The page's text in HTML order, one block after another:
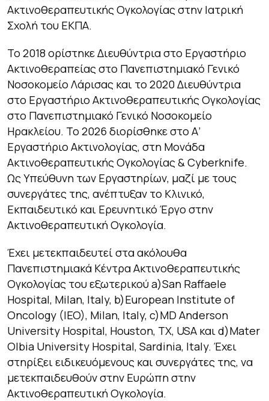
Ακτινοθεραπευτικής Ογκολογίας στην Ιατρική
Σχολή του ΕΚΠΑ.
Το 2018 ορίστηκε Διευθύντρια στο Εργαστήριο
Ακτινοθεραπείας στο Πανεπιστημιακό Γενικό
Νοσοκομείο Λάρισας και το 2020 Διευθύντρια
στο Εργαστήριο Ακτινοθεραπευτικής Ογκολογίας
στο Πανεπιστημιακό Γενικό Νοσοκομείο
Ηρακλείου. Το 2026 διορίσθηκε στο Α’
Εργαστήριο Ακτινολογίας, στη Μονάδα
Ακτινοθεραπευτικής Ογκολογίας & Cyberknife.
Ως Υπεύθυνη των Εργαστηρίων, μαζί με τους
συνεργάτες της, ανέπτυξαν το Κλινικό,
Εκπαιδευτικό και Ερευνητικό Έργο στην
Ακτινοθεραπευτική Ογκολογία.
Έχει μετεκπαιδευτεί στα ακόλουθα
Πανεπιστημιακά Κέντρα Ακτινοθεραπευτικής
Ογκολογίας του εξωτερικού a)San Raffaele
Hospital, Milan, Italy, b)European Institute of
Oncology (IEO), Milan, Italy, c)MD Anderson
University Hospital, Houston, TX, USA και d)Mater
Olbia University Hospital, Sardinia, Italy. Έχει
στηρίξει ειδικευόμενους και συνεργάτες της, να
μετεκπαιδευθούν στην Ευρώπη στην
Ακτινοθεραπευτική Ογκολογία.